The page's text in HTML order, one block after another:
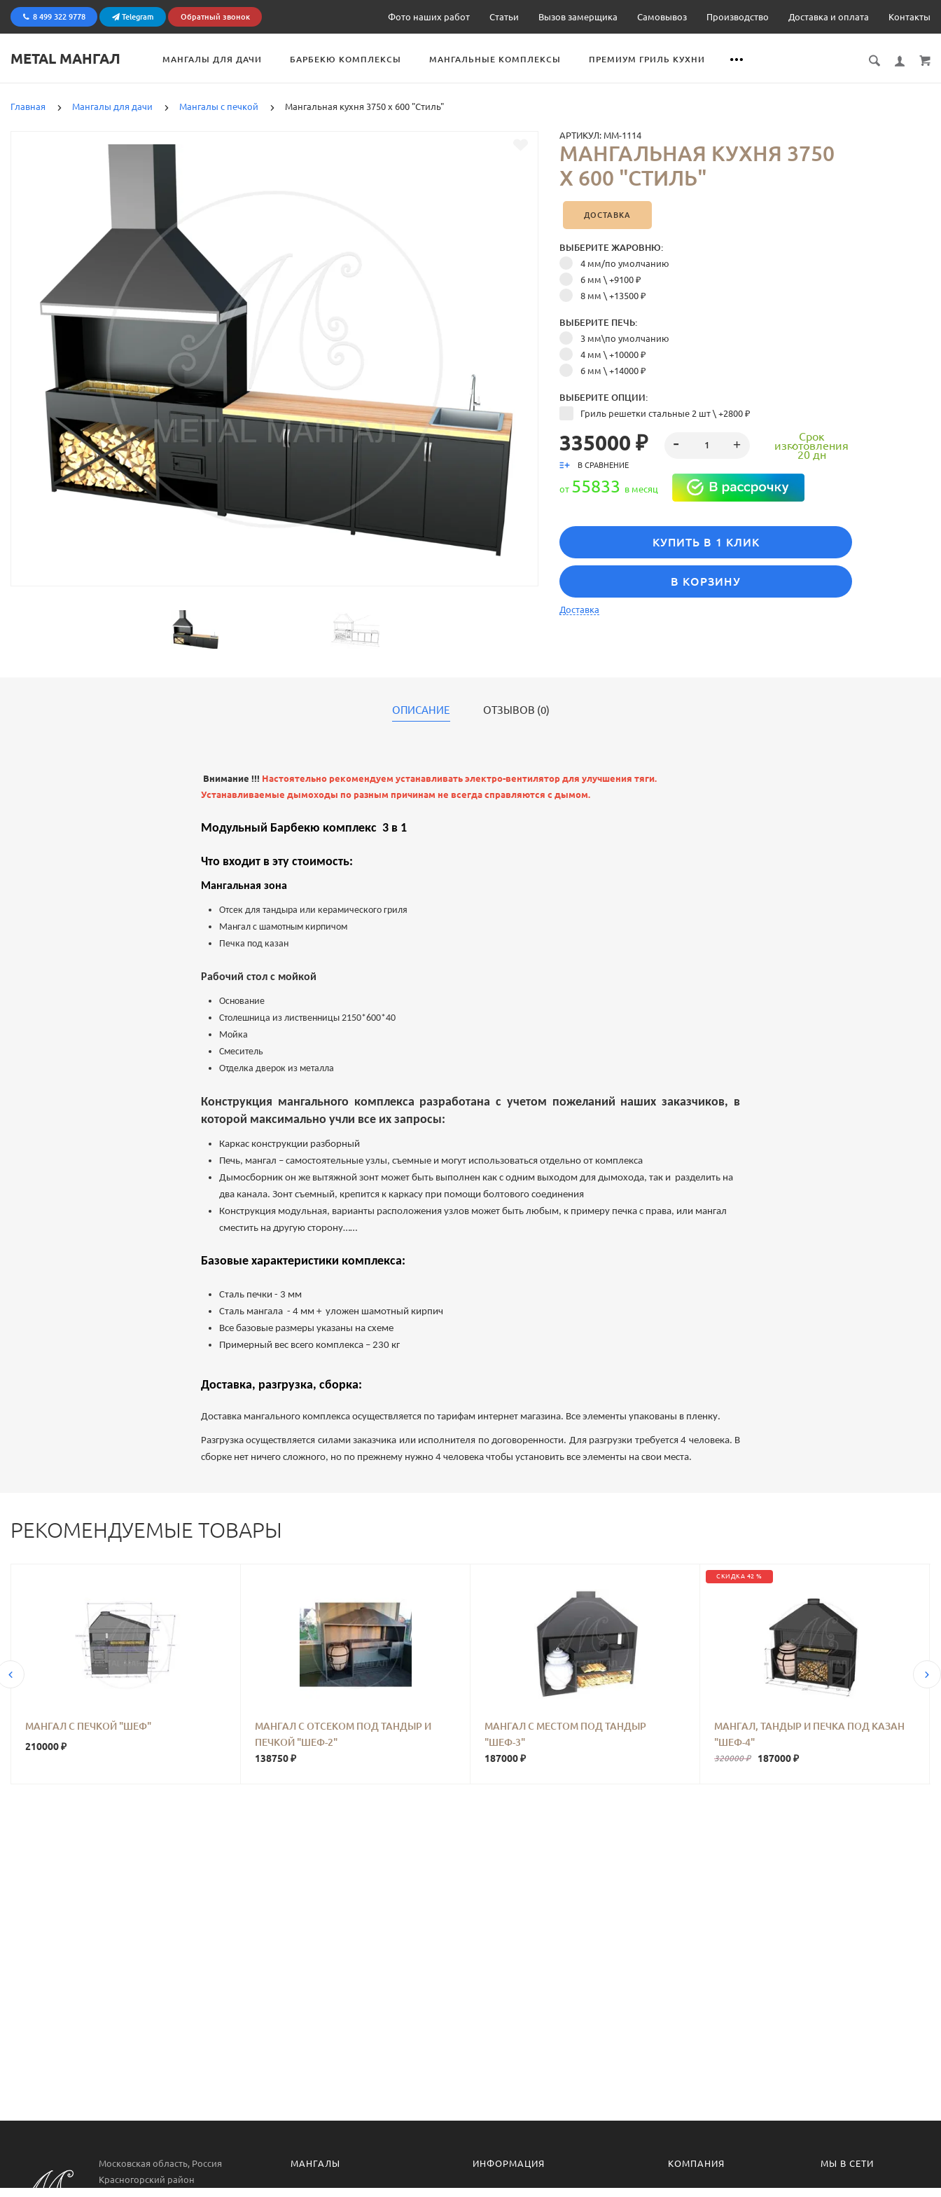
8 499 322 9778 Telegram Обратный звонок Фото наших работ Статьи Вызов замерщика Самовывоз Производство Доставка и оплата Контакты
METAL МАНГАЛ МАНГАЛЫ ДЛЯ ДАЧИ БАРБЕКЮ КОМПЛЕКСЫ МАНГАЛЬНЫЕ КОМПЛЕКСЫ ПРЕМИУМ ГРИЛЬ КУХНИ
Главная Мангалы для дачи Мангалы с печкой Мангальная кухня 3750 х 600 "Стиль"
АРТИКУЛ: ММ-1114
МАНГАЛЬНАЯ КУХНЯ 3750
Х 600 "СТИЛЬ"
ДОСТАВКА
ВЫБЕРИТЕ ЖАРОВНЮ:
4 мм/по умолчанию
6 мм \ +9100 ₽
8 мм \ +13500 ₽
ВЫБЕРИТЕ ПЕЧЬ:
3 мм\по умолчанию
4 мм \ +10000 ₽
6 мм \ +14000 ₽
ВЫБЕРИТЕ ОПЦИИ:
Гриль решетки стальные 2 шт \ +2800 ₽
335000 ₽
В СРАВНЕНИЕ
Срок
изготовления
20 дн
от 55833 в месяц
КУПИТЬ В 1 КЛИК
В КОРЗИНУ
Доставка
ОПИСАНИЕ ОТЗЫВОВ (0)
Внимание !!! Настоятельно рекомендуем устанавливать электро-вентилятор для улучшения тяги.
Устанавливаемые дымоходы по разным причинам не всегда справляются с дымом.
Модульный Барбекю комплекс 3 в 1
Что входит в эту стоимость:
Мангальная зона
Отсек для тандыра или керамического гриля
Мангал с шамотным кирпичом
Печка под казан
Рабочий стол с мойкой
Основание
Столешница из лиственницы 2150*600*40
Мойка
Смеситель
Отделка дверок из металла
Конструкция мангального комплекса разработана с учетом пожеланий наших заказчиков, в
которой максимально учли все их запросы:
Каркас конструкции разборный
Печь, мангал – самостоятельные узлы, съемные и могут использоваться отдельно от комплекса
Дымосборник он же вытяжной зонт может быть выполнен как с одним выходом для дымохода, так и разделить на
два канала. Зонт съемный, крепится к каркасу при помощи болтового соединения
Конструкция модульная, варианты расположения узлов может быть любым, к примеру печка с права, или мангал
сместить на другую сторону……
Базовые характеристики комплекса:
Сталь печки - 3 мм
Сталь мангала - 4 мм + уложен шамотный кирпич
Все базовые размеры указаны на схеме
Примерный вес всего комплекса – 230 кг
Доставка, разгрузка, сборка:
Доставка мангального комплекса осуществляется по тарифам интернет магазина. Все элементы упакованы в пленку.
Разгрузка осуществляется силами заказчика или исполнителя по договоренности. Для разгрузки требуется 4 человека. В
сборке нет ничего сложного, но по прежнему нужно 4 человека чтобы установить все элементы на свои места.
РЕКОМЕНДУЕМЫЕ ТОВАРЫ
МАНГАЛ С ПЕЧКОЙ "ШЕФ"
210000 ₽
МАНГАЛ С ОТСЕКОМ ПОД ТАНДЫР И
ПЕЧКОЙ "ШЕФ-2"
138750 ₽
МАНГАЛ С МЕСТОМ ПОД ТАНДЫР
"ШЕФ-3"
187000 ₽
СКИДКА 42 %
МАНГАЛ, ТАНДЫР И ПЕЧКА ПОД КАЗАН
"ШЕФ-4"
320000 ₽ 187000 ₽
МАНГАЛЫ ИНФОРМАЦИЯ КОМПАНИЯ МЫ В СЕТИ
Московская область, Россия
Красногорский район